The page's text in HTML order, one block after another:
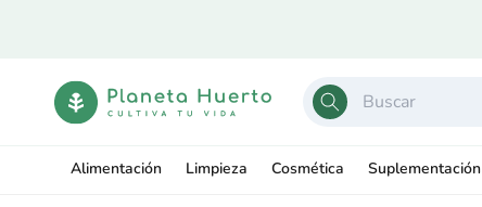
Alimentación Limpieza Cosmética Suplementación